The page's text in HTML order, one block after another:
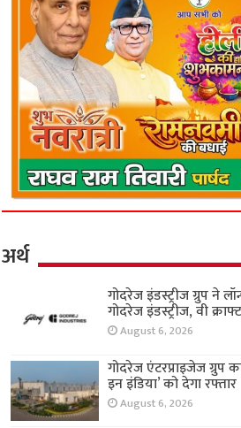
अर्थ
गोदरेज इंडस्ट्रीज ग्रुप ने
गोदरेज इंडस्ट्रीज, वी
August 6, 2026
गोदरेज एंटरप्राइजेज ग्रुप
इन इंडिया’ को देगा रफ्तार
August 6, 2026